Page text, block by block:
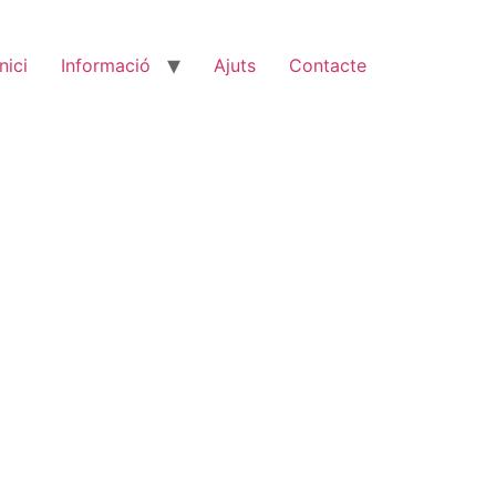
Informació Ajuts Contacte